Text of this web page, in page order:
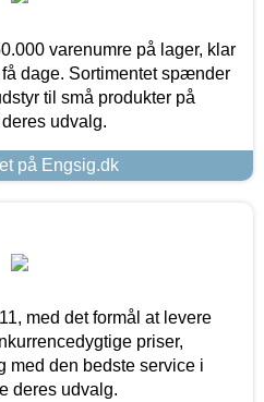
varenumre på lager, klar
dage. Sortimentet spænder
til små produkter på
udvalg.
på Engsig.dk
med det formål at levere
priser,
med den bedste service i
deres udvalg.